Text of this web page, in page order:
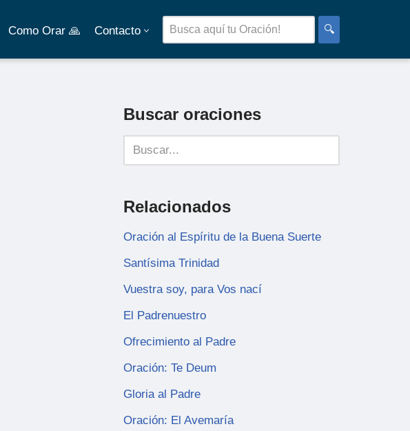
Como Orar 🙏 Contacto 🔍
Buscar oraciones
Relacionados
Oración al Espíritu de la Buena Suerte
Santísima Trinidad
Vuestra soy, para Vos nací
El Padrenuestro
Ofrecimiento al Padre
Oración: Te Deum
Gloria al Padre
Oración: El Avemaría